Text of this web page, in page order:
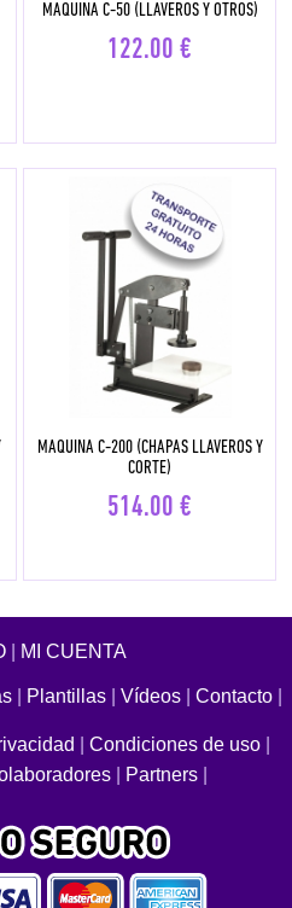
MAQUINA C-50 (LLAVEROS Y OTROS)
122.00 €
MAQUINA C-200 (CHAPAS LLAVEROS Y
CORTE)
514.00 €
| MI CUENTA
Plantillas Vídeos Contacto
Condiciones de uso
Partners